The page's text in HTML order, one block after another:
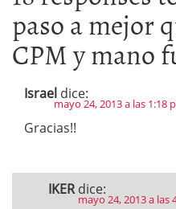
paso a mejor
CPM y mano
Israel dice:
mayo 24, 2013 a las 1:18
Gracias!!
IKER dice:
mayo 24, 2013 a las